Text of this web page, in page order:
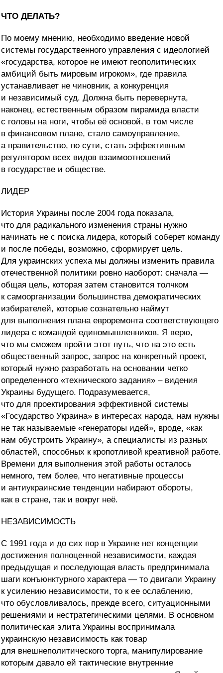
ЧТО ДЕЛАТЬ?
По моему мнению, необходимо введение новой
системы государственного управления с идеологией
«государства, которое не имеют геополитических
амбиций быть мировым игроком», где правила
устанавливает не чиновник, а конкуренция
и независимый суд. Должна быть перевернута,
наконец, естественным образом пирамида власти
с головы на ноги, чтобы её основой, в том числе
в финансовом плане, стало самоуправление,
а правительство, по сути, стать эффективным
регулятором всех видов взаимоотношений
в государстве и обществе.
ЛИДЕР
История Украины после 2004 года показала,
что для радикального изменения страны нужно
начинать не с поиска лидера, который соберет команду
и после победы, возможно, сформирует цель.
Для украинских успеха мы должны изменить правила
отечественной политики ровно наоборот: сначала —
общая цель, которая затем становится толчком
к самоорганизации большинства демократических
избирателей, которые сознательно наймут
для выполнения плана евроремонта соответствующего
лидера с командой единомышленников. Я верю,
что мы сможем пройти этот путь, что на это есть
общественный запрос, запрос на конкретный проект,
который нужно разработать на основании четко
определенного «технического задания» – видения
Украины будущего. Подразумевается,
что для проектирования эффективной системы
«Государство Украина» в интересах народа, нам нужны
не так называемые «генераторы идей», вроде, «как
нам обустроить Украину», а специалисты из разных
областей, способных к кропотливой креативной работе.
Времени для выполнения этой работы осталось
немного, тем более, что негативные процессы
и антиукраинские тенденции набирают обороты,
как в стране, так и вокруг неё.
НЕЗАВИСИМОСТЬ
С 1991 года и до сих пор в Украине нет концепции
достижения полноценной независимости, каждая
предыдущая и последующая власть предпринимала
шаги конъюнктурного характера — то двигали Украину
к усилению независимости, то к ее ослаблению,
что обусловливалось, прежде всего, ситуационными
решениями и нестратегическими целями. В основном
политическая элита Украины воспринимала
украинскую независимость как товар
для внешнеполитического торга, манипулирование
которым давало ей тактические внутренние